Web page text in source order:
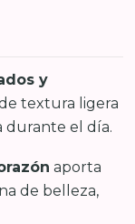
y
textura ligera
durante el día.
aporta
de belleza,